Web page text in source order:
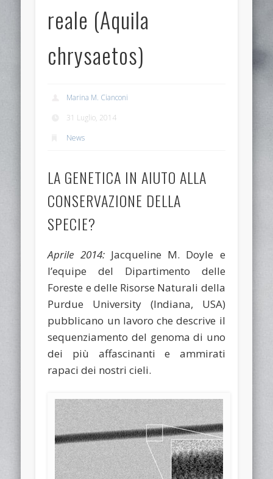
reale (Aquila
chrysaetos)
Marina M. Cianconi
31 Luglio, 2014
News
LA GENETICA IN AIUTO ALLA
CONSERVAZIONE DELLA
SPECIE?
Aprile 2014:Jacqueline M. Doyle e
l’equipe del Dipartimento delle
Foreste e delle Risorse Naturali della
Purdue University (Indiana, USA)
pubblicano un lavoro che descrive il
sequenziamento del genoma di uno
dei più affascinanti e ammirati
rapaci dei nostri cieli.